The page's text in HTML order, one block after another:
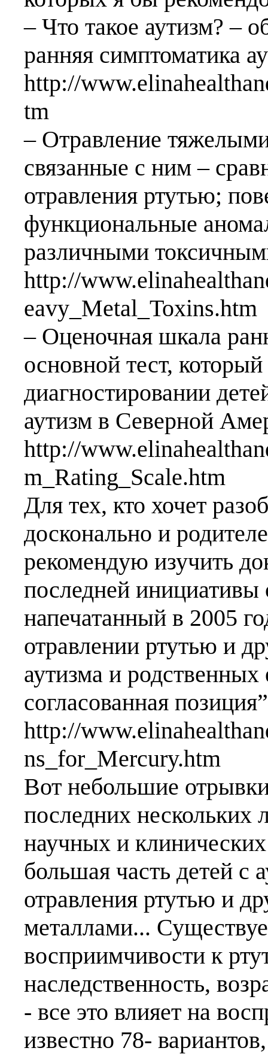
– Что такое аутизм? –
ранняя симптоматика
http://
tm
– Отравление
связанные с ним –
отравления ртутью;
функциональные
различными
http://
eavy_Metal_Toxins.htm
– Оценочная шкала
основной тест,
диагностировании
аутизм в Северной
http://
m_Rating_Scale.htm
Для тех, кто хочет
досконально и
рекомендую изучить
последней
напечатанный в 2005
отравлении ртутью и
аутизма и родственных
согласованная
http://
ns_for_Mercury.htm
Вот небольшие
последних нескольких
научных и клинических
большая часть детей с
отравления ртутью и
металлами...
восприимчивости к
наследственность,
- все это влияет на
известно 78-